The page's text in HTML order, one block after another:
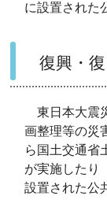
に設置された
復興・復
東日本大震
画整理等の災
ら国土交通省
が実施したり
設置された公